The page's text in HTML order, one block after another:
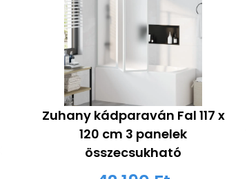
Zuhany kádparaván Fal 117 x
120 cm 3 panelek
összecsukható